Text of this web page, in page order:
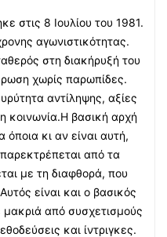
στις 8 Ιουλίου του 1981.
αγωνιστικότητας.
στη διακήρυξή του
χωρίς παρωπίδες.
αντίληψης, αξίες
κοινωνία.Η βασική αρχή
όποια κι αν είναι αυτή,
από τα
με τη διαφθορά, που
είναι και ο βασικός
μακριά από συσχετισμούς
και ίντριγκες.